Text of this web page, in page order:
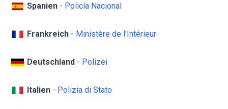
Spanien - Policía Nacional
Frankreich - Ministère de l'Intérieur
Deutschland - Polizei
Italien - Polizia di Stato